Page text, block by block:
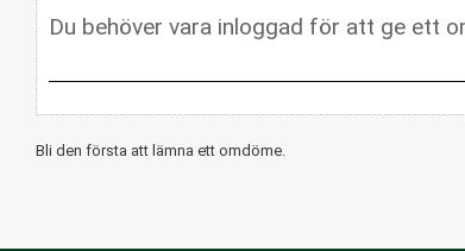
Bli den första att lämna ett omdöme.